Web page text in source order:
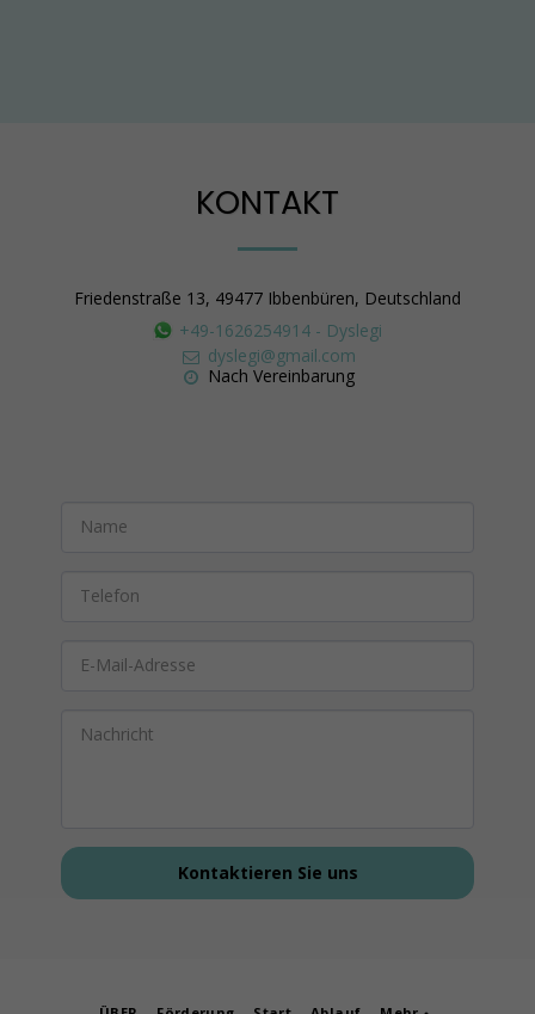
KONTAKT
Friedenstraße 13, 49477 Ibbenbüren, Deutschland
+49-1626254914- Dyslegi
dyslegi@gmail.com
Nach Vereinbarung
Kontaktieren Sie uns